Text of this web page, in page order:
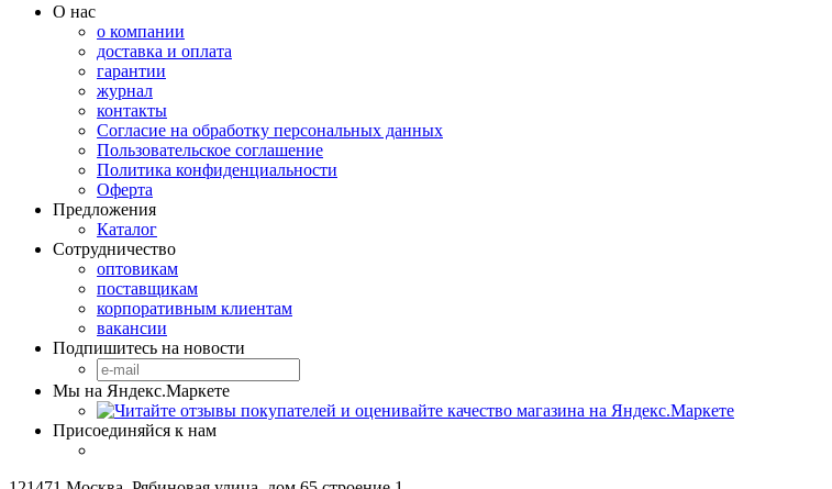
О нас
о компании
доставка и оплата
гарантии
журнал
контакты
Согласие на обработку персональных данных
Пользовательское соглашение
Политика конфиденциальности
Оферта
Предложения
Каталог
Сотрудничество
оптовикам
поставщикам
корпоративным клиентам
вакансии
Подпишитесь на новости
Мы на Яндекс.Маркете
Присоединяйся к нам